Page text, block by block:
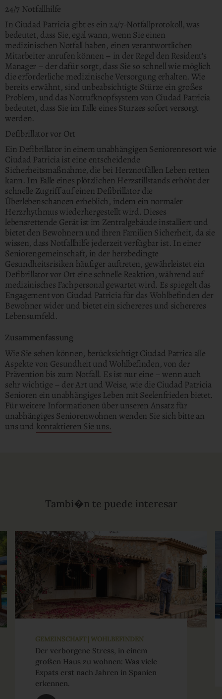
24/7 Notfallhilfe
In Ciudad Patricia gibt es ein 24/7-Notfallprotokoll, was
bedeutet, dass Sie, egal wann, wenn Sie einen
medizinischen Notfall haben, einen verantwortlichen
Mitarbeiter anrufen können – in der Regel den Resident's
Manager – der dafür sorgt, dass Sie so schnell wie möglich
die erforderliche medizinische Versorgung erhalten. Wie
bereits erwähnt, sind unbeabsichtigte Stürze ein großes
Problem, und das Notrufknopfsystem von Ciudad Patricia
bedeutet, dass Sie im Falle eines Sturzes sofort versorgt
werden.
Defibrillator vor Ort
Ein Defibrillator in einem unabhängigen Seniorenresort wie
Ciudad Patricia ist eine entscheidende
Sicherheitsmaßnahme, die bei Herznotfällen Leben retten
kann. Im Falle eines plötzlichen Herzstillstands erhöht der
schnelle Zugriff auf einen Defibrillator die
Überlebenschancen erheblich, indem ein normaler
Herzrhythmus wiederhergestellt wird. Dieses
lebensrettende Gerät ist im Zentralgebäude installiert und
bietet den Bewohnern und ihren Familien Sicherheit, da sie
wissen, dass Notfallhilfe jederzeit verfügbar ist. In einer
Seniorengemeinschaft, in der herzbedingte
Gesundheitsrisiken häufiger auftreten, gewährleistet ein
Defibrillator vor Ort eine schnelle Reaktion, während auf
medizinisches Fachpersonal gewartet wird. Es spiegelt das
Engagement von Ciudad Patricia für das Wohlbefinden der
Bewohner wider und bietet ein sichereres und sichereres
Lebensumfeld.
Zusammenfassung
Wie Sie sehen können, berücksichtigt Ciudad Patrica alle
Aspekte von Gesundheit und Wohlbefinden, von der
Prävention bis zum Notfall. Es ist nur eine – wenn auch
sehr wichtige – der Art und Weise, wie die Ciudad Patricia
Senioren ein unabhängiges Leben mit Seelenfrieden bietet.
Für weitere Informationen über unseren Ansatz für
unabhängiges Seniorenwohnen wenden Sie sich bitte an
uns und kontaktieren Sie uns.
Tambi�n te puede interesar
GEMEINSCHAFT | WOHLBEFINDEN
Der verborgene Stress, in einem
großen Haus zu wohnen: Was viele
Expats erst nach Jahren in Spanien
erkennen.